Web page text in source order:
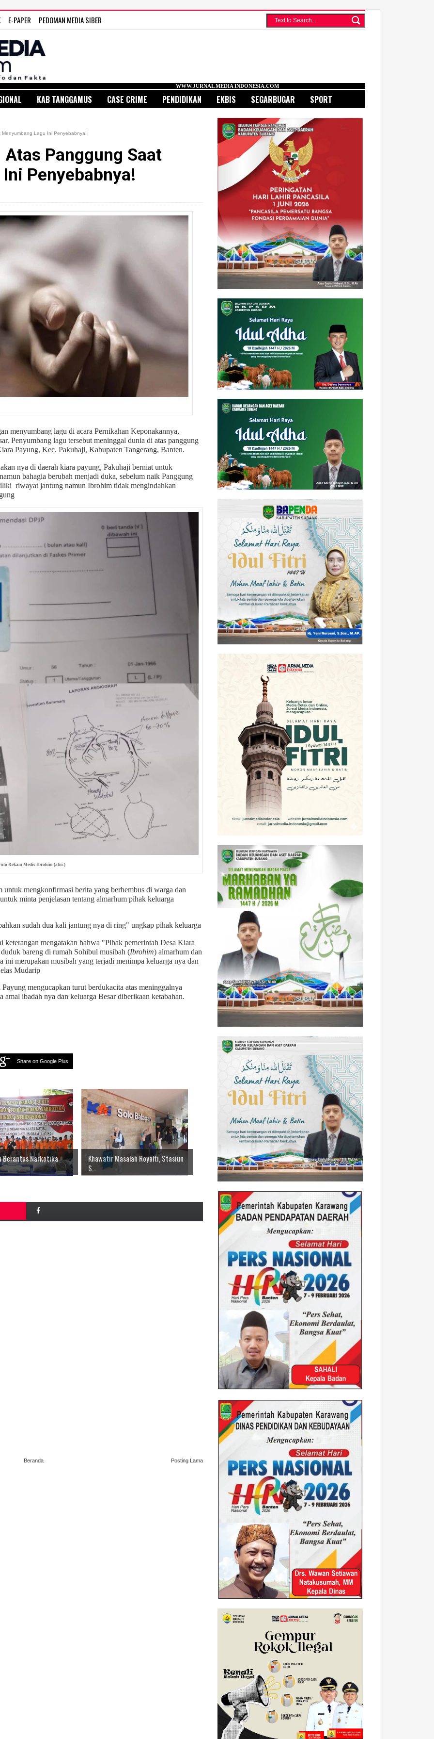
E-PAPER PEDOMAN MEDIA SIBER
WWW.JURNAL MEDIA INDONESIA.COM
KAB TANGGAMUS CASE CRIME PENDIDIKAN EKBIS SEGARBUGAR SPORT
Lagu Ini Penyebabnya!
Panggung Saat
Penyebabnya!
menyumbang lagu di acara Pernikahan Keponakannya,
Penyumbang lagu tersebut meninggal dunia di atas panggung
Payung, Kec. Pakuhaji, Kabupaten Tangerang, Banten.
nya di daerah kiara payung, Pakuhaji berniat untuk
bahagia berubah menjadi duka, sebelum naik Panggung
riwayat jantung namun Ibrohim tidak mengindahkan
Rekam Medis Ibrohim (alm.)
untuk mengkonfirmasi berita yang berhembus di warga dan
minta penjelasan tentang almarhum pihak keluarga
sudah dua kali jantung nya di ring" ungkap pihak keluarga
mengatakan bahwa "Pihak pemerintah Desa Kiara
bareng di rumah Sohibul musibah (Ibrohim) almarhum dan
ini merupakan musibah yang terjadi menimpa keluarga nya dan
Mudarip
mengucapkan turut berdukacita atas meninggalnya
amal ibadah nya dan keluarga Besar diberikaan ketabahan.
Share on Google Plus
Berantas Narkotika
Khawatir Masalah Royalti, Stasiun
S...
Posting Lama
Beranda